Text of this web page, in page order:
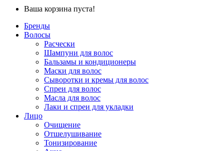
Ваша корзина пуста!
Бренды
Волосы
Расчески
Шампуни для волос
Бальзамы и кондиционеры
Маски для волос
Сыворотки и кремы для волос
Спреи для волос
Масла для волос
Лаки и спреи для укладки
Лицо
Очищение
Отшелушивание
Тонизирование